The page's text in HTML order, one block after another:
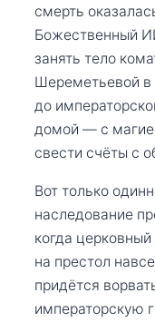
смерть
Божественный
занять тело
Шереметьевой в
до
домой — с
свести счёты с
Вот только
наследование
когда
на престол
придётся
императорскую